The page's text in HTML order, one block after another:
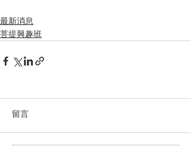
最新消息
菩提興趣班
留言